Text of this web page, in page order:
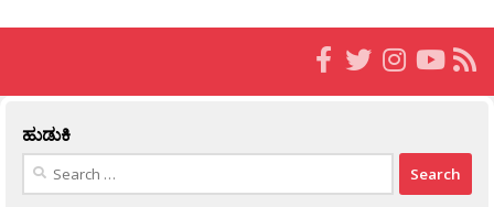
ಹುಡುಕಿ
Search